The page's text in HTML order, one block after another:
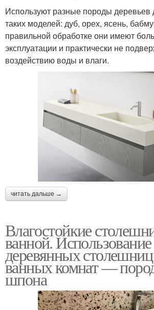
Столешницы из
искусственного камня
Используют разные породы деревьев
таких моделей: дуб, орех, ясень,
правильной обработке они имеют
эксплуатации и практически не
воздействию воды и влаги.
читать дальше →
Влагостойкие
ванной. Использование
деревянных
ванных комнат —
шпона